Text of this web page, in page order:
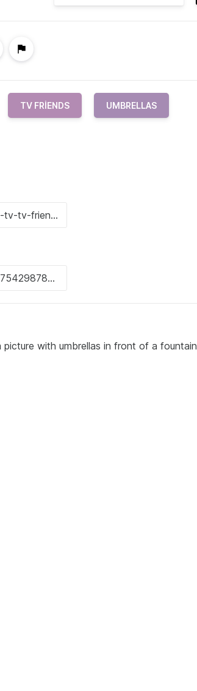
TV FRIENDS UMBRELLAS
picture with umbrellas in front of a fountain